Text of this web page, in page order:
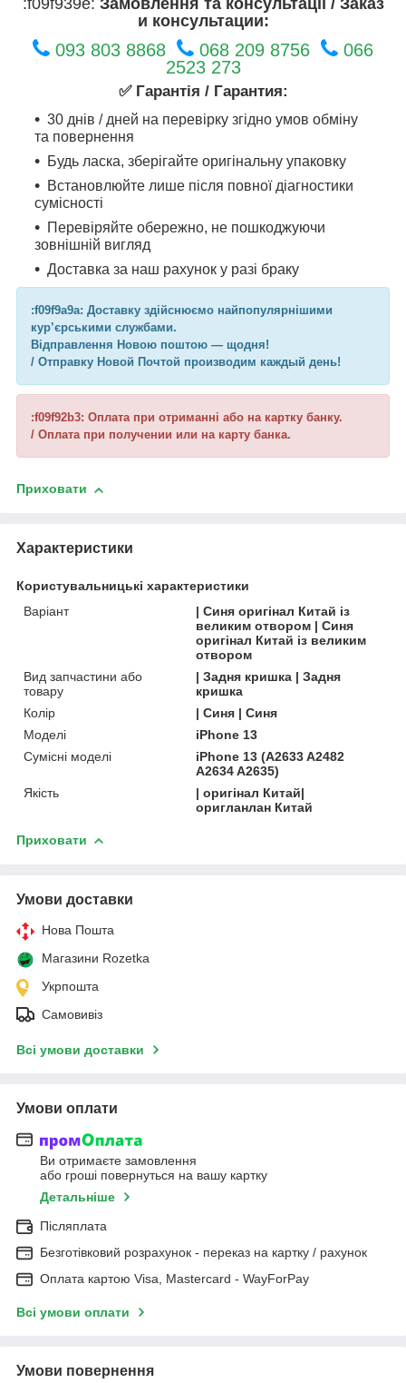
:f09f939e: Замовлення та консультації / Заказ
и консультации:
093 803 8868 068 209 8756
066
2523 273
✅ Гарантія / Гарантия:
30 днів / дней на перевірку згідно умов обміну
та повернення
Будь ласка, зберігайте оригінальну упаковку
Встановлюйте лише після повної діагностики
сумісності
Перевіряйте обережно, не пошкоджуючи
зовнішній вигляд
Доставка за наш рахунок у разі браку
:f09f9a9a: Доставку здійснюємо найпопулярнішими
кур’єрськими службами.
Відправлення Новою поштою — щодня!
/ Отправку Новой Почтой производим каждый день!
:f09f92b3: Оплата при отриманні або на картку банку.
/ Оплата при получении или на карту банка.
Приховати
Характеристики
Користувальницькі характеристики
Варіант
| Синя оригінал Китай із
великим отвором | Синя
оригінал Китай із великим
отвором
Вид запчастини або
товару
| Задня кришка | Задня
кришка
Колір
| Синя | Синя
Моделі
iPhone 13
Сумісні моделі
iPhone 13 (A2633 A2482
A2634 A2635)
Якість
| оригінал Китай|
оригланлан Китай
Приховати
Умови доставки
Нова Пошта
Магазини Rozetka
Укрпошта
Самовивіз
Всі умови доставки
Умови оплати
Ви отримаєте замовлення
або гроші повернуться на вашу картку
Детальніше
Післяплата
Безготівковий розрахунок - переказ на картку / рахунок
Оплата картою Visa, Mastercard - WayForPay
Всі умови оплати
Умови повернення